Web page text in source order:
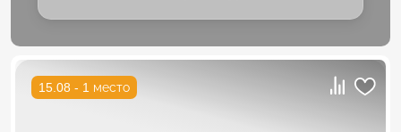
15.08 - 1 место